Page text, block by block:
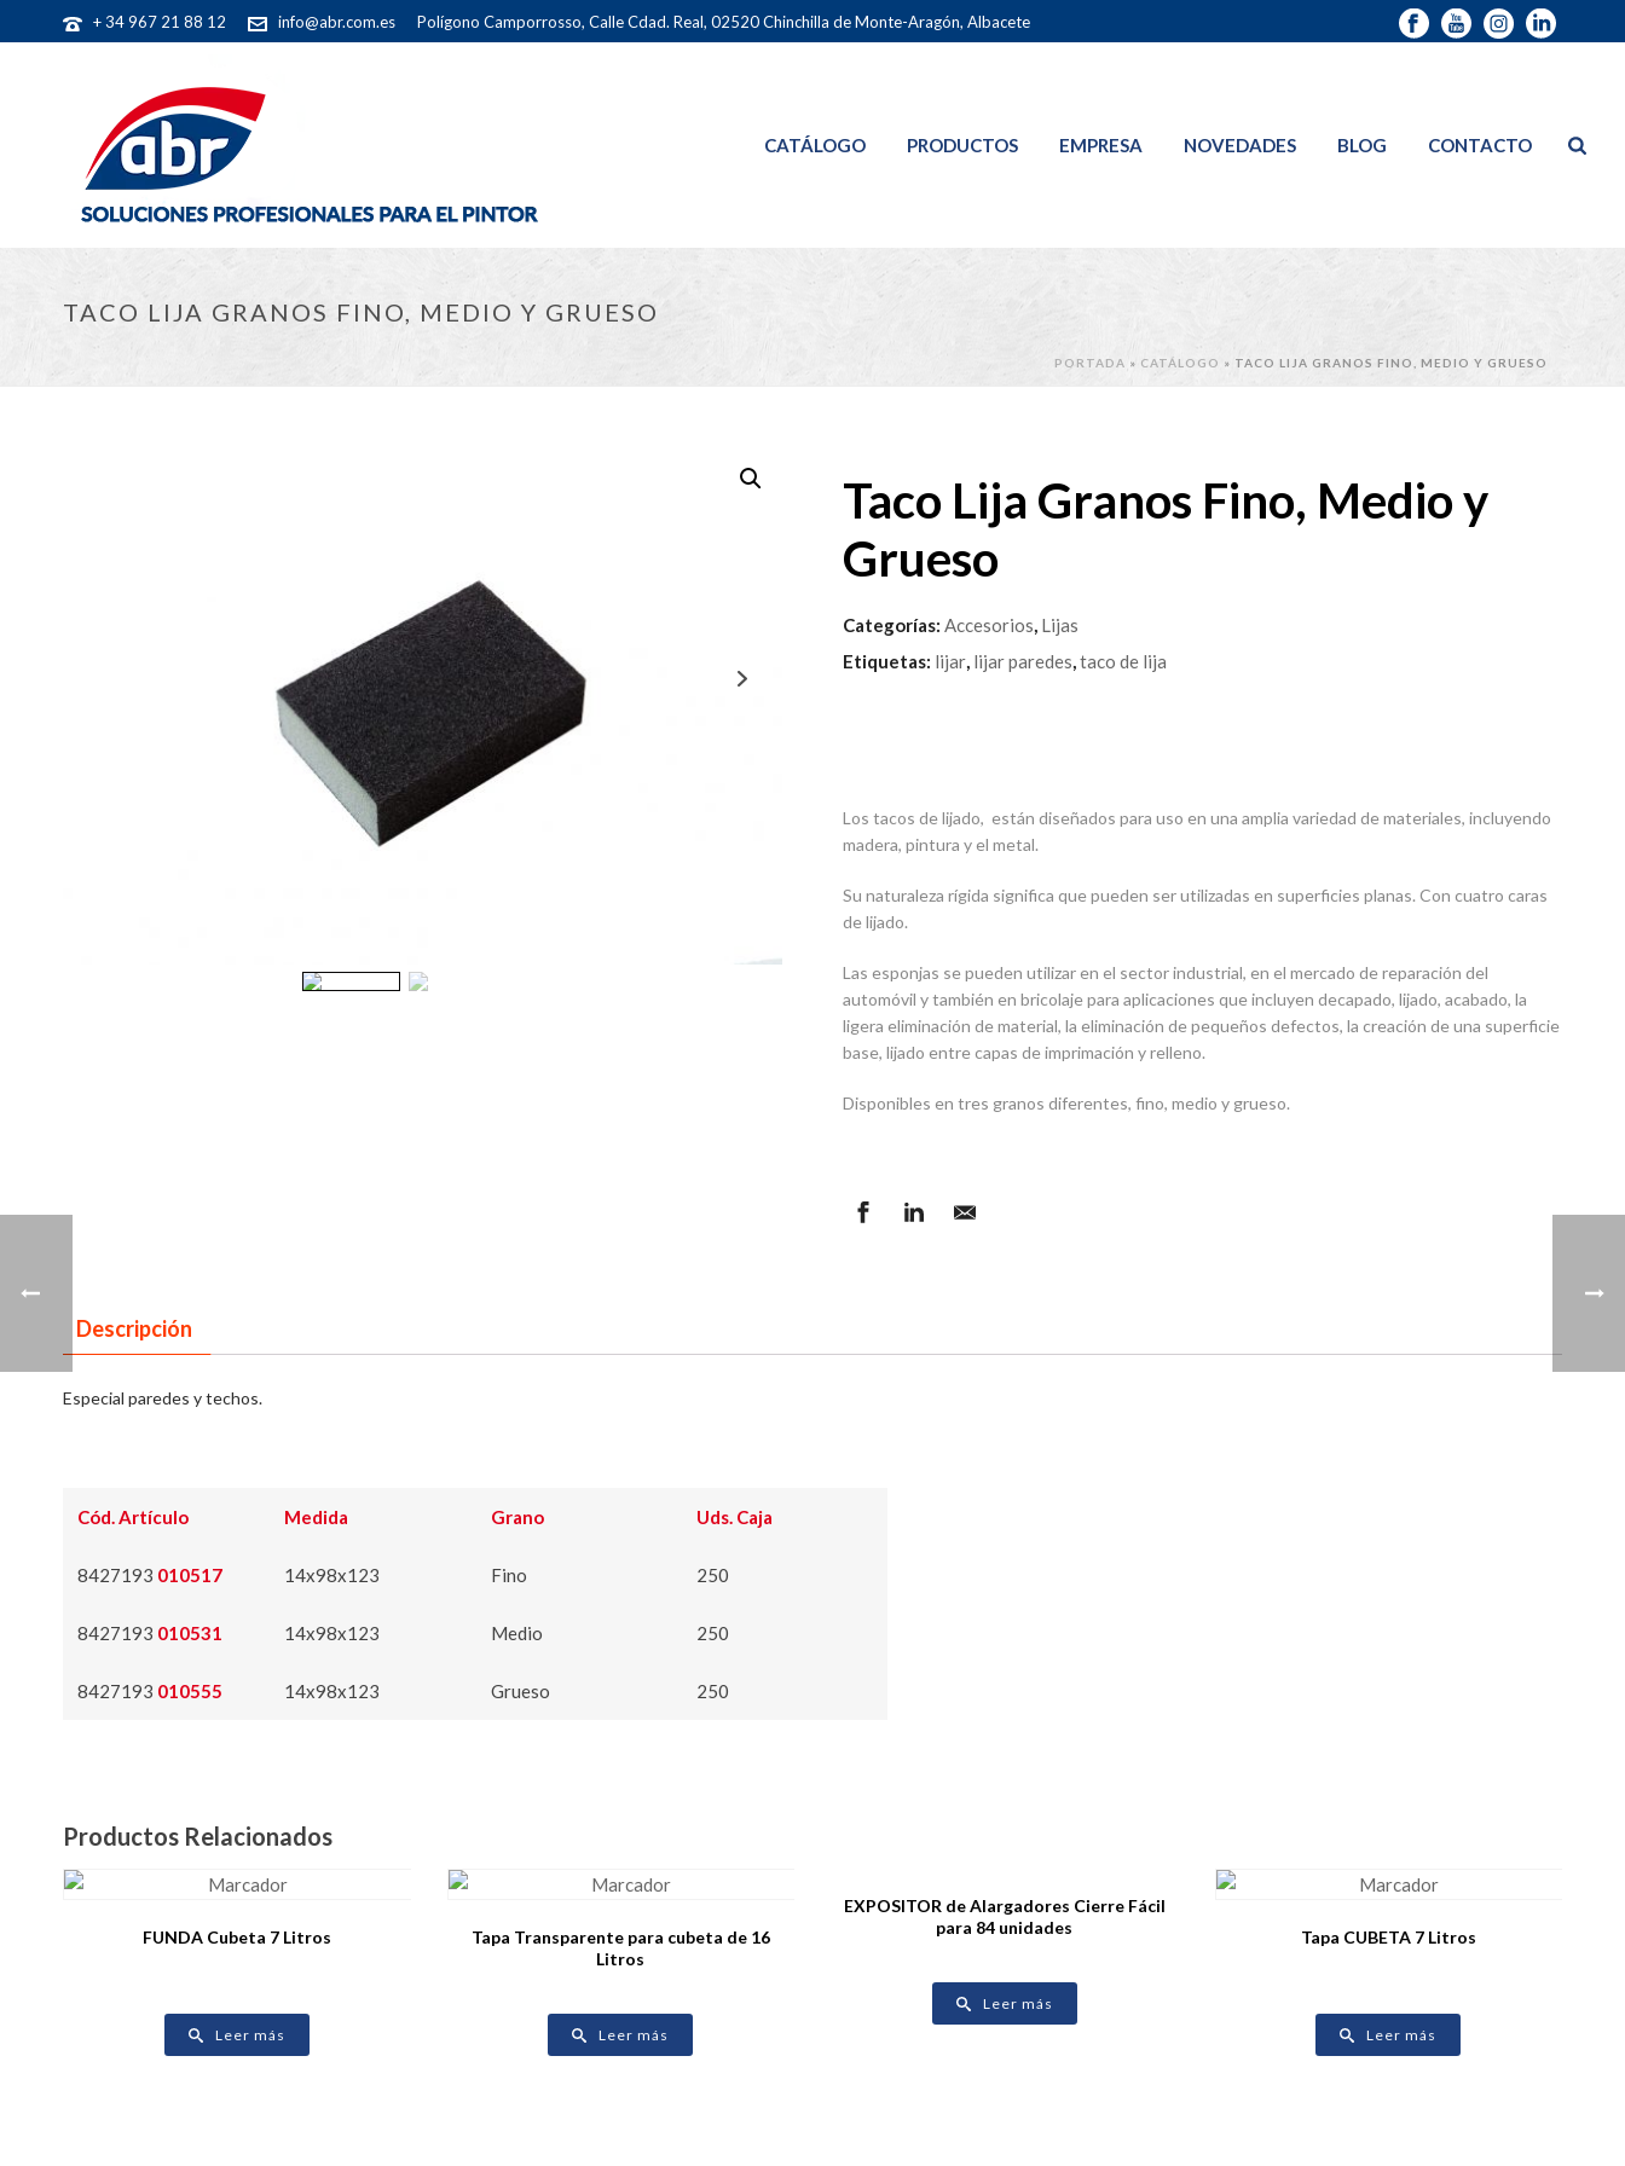
+ 34 967 21 88 12 info@abr.com.es Polígono Camporrosso, Calle Cdad. Real, 02520 Chinchilla de Monte-Aragón, Albacete
CATÁLOGO PRODUCTOS EMPRESA NOVEDADES BLOG CONTACTO
TACO LIJA GRANOS FINO, MEDIO Y GRUESO
PORTADA » CATÁLOGO » TACO LIJA GRANOS FINO, MEDIO Y GRUESO
Taco Lija Granos Fino, Medio y
Grueso
Categorías: Accesorios, Lijas
Etiquetas: lijar, lijar paredes,taco de lija
Los tacos de lijado, están diseñados para uso en una amplia variedad de materiales, incluyendo
madera, pintura y el metal.
Su naturaleza rígida significa que pueden ser utilizadas en superficies planas. Con cuatro caras
de lijado.
Las esponjas se pueden utilizar en el sector industrial, en el mercado de reparación del
automóvil y también en bricolaje para aplicaciones que incluyen decapado, lijado, acabado, la
ligera eliminación de material, la eliminación de pequeños defectos, la creación de una superficie
base, lijado entre capas de imprimación y relleno.
Disponibles en tres granos diferentes, fino, medio y grueso.
Descripción
Especial paredes y techos.
Cód. Artículo Medida Grano Uds. Caja
8427193 010517 14x98x123 Fino 250
8427193 010531 14x98x123 Medio 250
8427193 010555 14x98x123 Grueso 250
Productos Relacionados
FUNDA Cubeta 7 Litros
Leer más
Tapa Transparente para cubeta de 16
Litros
Leer más
EXPOSITOR de Alargadores Cierre Fácil
para 84 unidades
Leer más
Tapa CUBETA 7 Litros
Leer más